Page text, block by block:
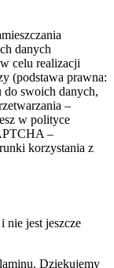
danych
celu realizacji
(podstawa prawna:
swoich danych,
–
w polityce
–
korzystania z
nie jest jeszcze
Dziękujemy